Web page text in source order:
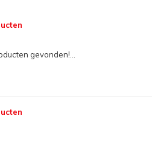
gevonden!...